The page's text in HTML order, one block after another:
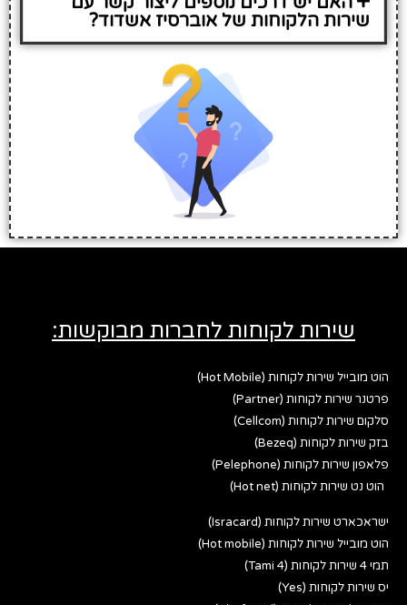
שירות הלקוחות של אוברסיז אשדוד?
שירות לקוחות לחברות מבוקשות:
הוט מובייל שירות לקוחות (Hot Mobile)
פרטנר שירות לקוחות (Partner)
סלקום שירות לקוחות (Cellcom)
בזק שירות לקוחות (Bezeq)
פלאפון שירות לקוחות (Pelephone)
הוט נט שירות לקוחות (Hot net)
ישראכארט שירות לקוחות (Isracard)
הוט מובייל שירות לקוחות (Hot mobile)
תמי 4 שירות לקוחות (Tami 4)
יס שירות לקוחות (Yes)